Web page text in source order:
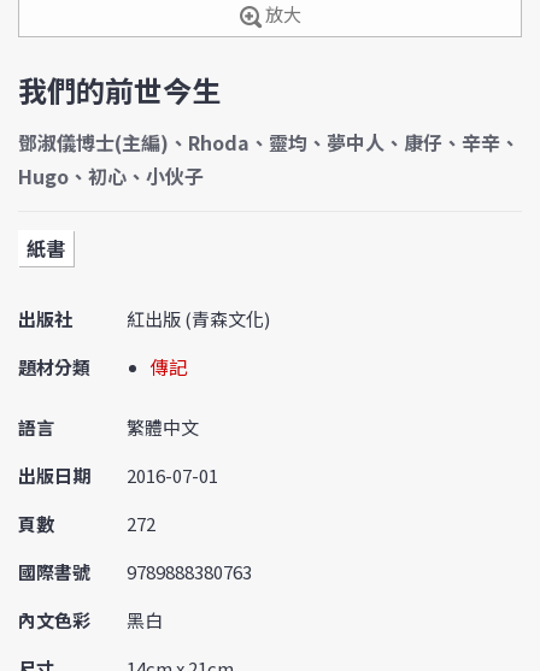
放大
我們的前世今生
鄧淑儀博士(主編)、Rhoda、靈均、夢中人、康仔、辛辛、
Hugo、初心、小伙子
紙書
出版社
紅出版 (青森文化)
題材分類
傳記
語言
繁體中文
出版日期
2016-07-01
頁數
272
國際書號
9789888380763
內文色彩
黑白